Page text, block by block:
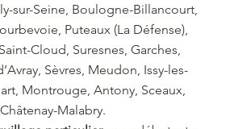
sur-Seine, Boulogne-Billancourt,
Puteaux (La Défense),
Cloud, Suresnes, Garches,
Sèvres, Meudon, Issy-les-
Montrouge, Antony, Sceaux,
Malabry.